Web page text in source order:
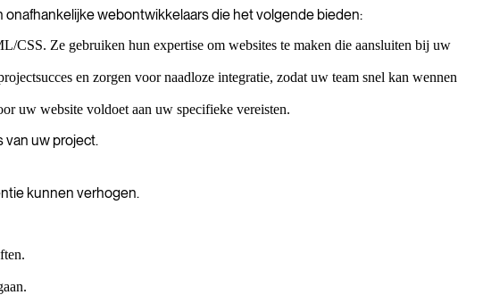
verbeteren en meetbare resultaten voor uw bedrijf opleveren.
webontwikkelaars die het volgende bieden:
Ze gebruiken hun expertise om websites te maken die aansluiten bij uw
en zorgen voor naadloze integratie, zodat uw team snel kan wennen
uw website voldoet aan uw specifieke vereisten.
van uw project.
kunnen verhogen.